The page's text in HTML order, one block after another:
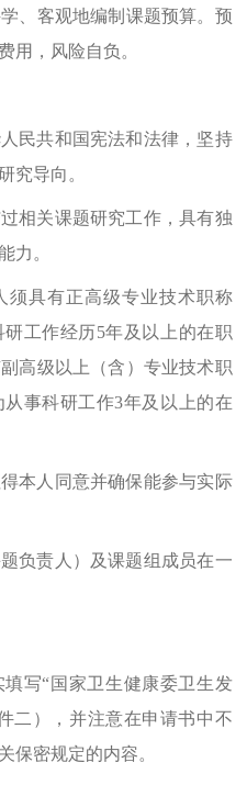
、客观地编制课题预算。预
用，风险自负。
民共和国宪法和法律，坚持
究导向。
相关课题研究工作，具有独
力。
须具有正高级专业技术职称
研工作经历5年及以上的在职
高级以上（含）专业技术职
从事科研工作3年及以上的在
本人同意并确保能参与实际
负责人）及课题组成员在一
填写“国家卫生健康委卫生发
件二），并注意在申请书中不
保密规定的内容。